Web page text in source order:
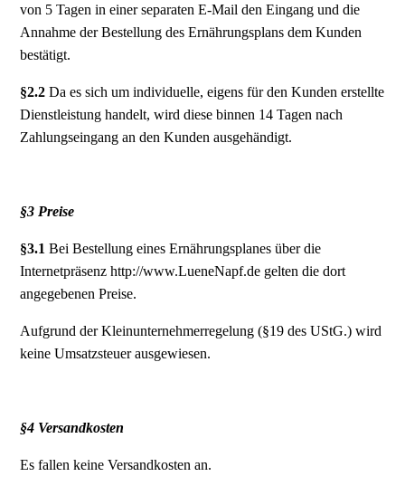
von 5 Tagen in einer separaten E-Mail den Eingang und die
Annahme der Bestellung des Ernährungsplans dem Kunden
bestätigt.
§2.2 Da es sich um individuelle, eigens für den Kunden erstellte
Dienstleistung handelt, wird diese binnen 14 Tagen nach
Zahlungseingang an den Kunden ausgehändigt.
§3 Preise
§3.1 Bei Bestellung eines Ernährungsplanes über die
Internetpräsenz http://www.LueneNapf.de gelten die dort
angegebenen Preise.
Aufgrund der Kleinunternehmerregelung (§19 des UStG.) wird
keine Umsatzsteuer ausgewiesen.
§4 Versandkosten
Es fallen keine Versandkosten an.